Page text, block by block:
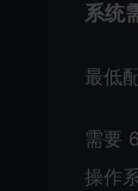
系统
最低
需要
操作